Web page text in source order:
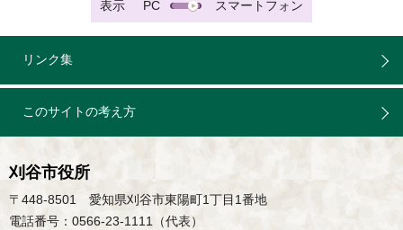
表示 PC スマートフォン
リンク集
このサイトの考え方
刈谷市役所
〒448-8501 愛知県刈谷市東陽町1丁目1番地
電話番号：0566-23-1111（代表）